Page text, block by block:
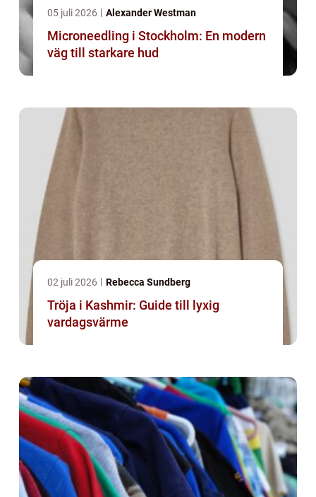
05 juli 2026 Alexander Westman
Microneedling i Stockholm: En modern
väg till starkare hud
02 juli 2026 Rebecca Sundberg
Tröja i Kashmir: Guide till lyxig
vardagsvärme